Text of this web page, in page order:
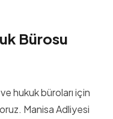
Bürosu
hukuk büroları için
Manisa Adliyesi